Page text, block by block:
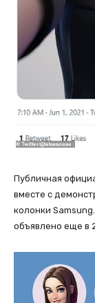
Публичная
вместе с
колонки
объявлено еще в